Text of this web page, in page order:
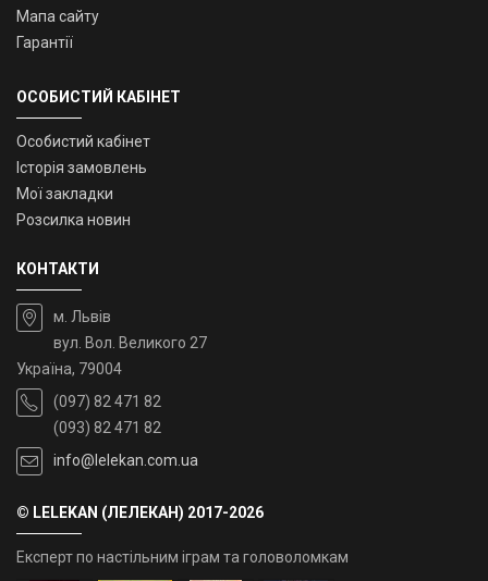
Мапа сайту
Гарантії
ОСОБИСТИЙ КАБІНЕТ
Особистий кабінет
Історія замовлень
Мої закладки
Розсилка новин
КОНТАКТИ
м. Львів
вул. Вол. Великого 27
Україна, 79004
(097) 82 471 82
(093) 82 471 82
info@lelekan.com.ua
© LELEKAN (ЛЕЛЕКАН) 2017-2026
Експерт по настільним іграм та головоломкам